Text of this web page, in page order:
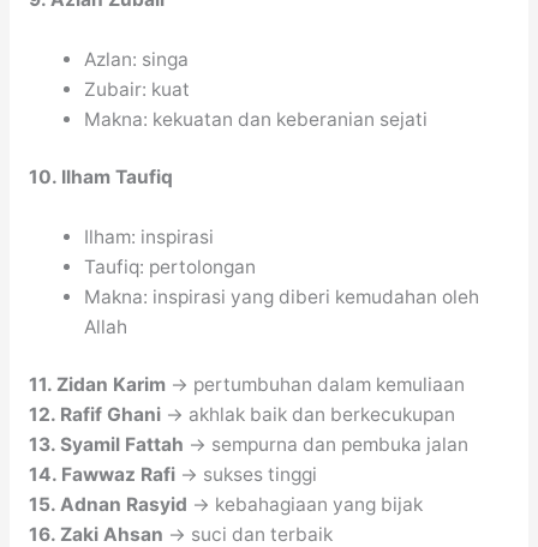
Azlan: singa
Zubair: kuat
Makna: kekuatan dan keberanian sejati
10. Ilham Taufiq
Ilham: inspirasi
Taufiq: pertolongan
Makna: inspirasi yang diberi kemudahan oleh
Allah
11. Zidan Karim→ pertumbuhan dalam kemuliaan
12. Rafif Ghani→ akhlak baik dan berkecukupan
13. Syamil Fattah → sempurna dan pembuka jalan
14. Fawwaz Rafi→ sukses tinggi
15. Adnan Rasyid → kebahagiaan yang bijak
16. Zaki Ahsan → suci dan terbaik